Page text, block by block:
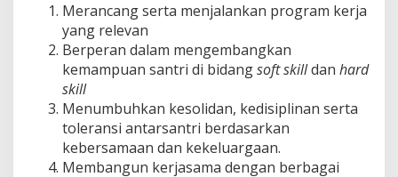
Merancang serta menjalankan program kerja
yang relevan
Berperan dalam mengembangkan
kemampuan santri di bidangsoft skilldan hard
skill
Menumbuhkan kesolidan, kedisiplinan serta
toleransi antarsantri berdasarkan
kebersamaan dan kekeluargaan.
Membangun kerjasama dengan berbagai